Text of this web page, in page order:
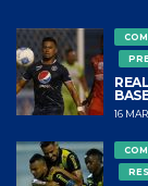
16